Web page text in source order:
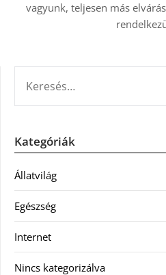
vagyunk, teljesen más
Kategóriák
Állatvilág
Egészség
Internet
Nincs kategorizálva